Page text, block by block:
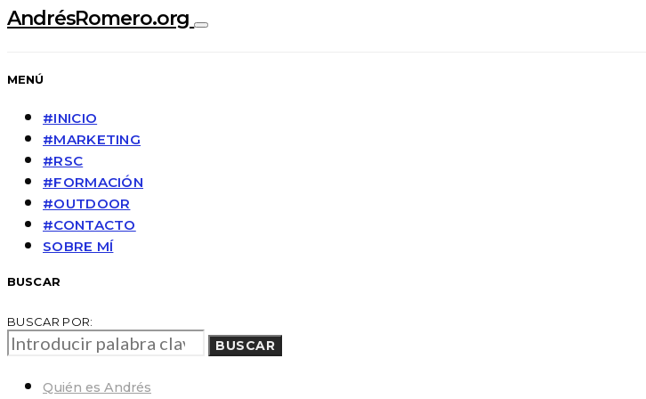
AndrésRomero.org
MENÚ
#INICIO
#MARKETING
#RSC
#FORMACIÓN
#OUTDOOR
#CONTACTO
SOBRE MÍ
BUSCAR
BUSCAR POR:
BUSCAR
Quién es Andrés